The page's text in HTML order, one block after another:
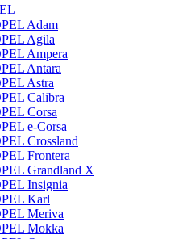
Adam
Agila
Ampera
Antara
Astra
Calibra
Corsa
e-Corsa
Crossland
Frontera
Grandland X
Insignia
Karl
Meriva
Mokka